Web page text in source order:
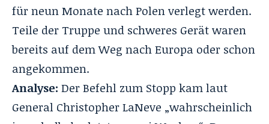
für neun Monate nach Polen verlegt werden.
Teile der Truppe und schweres Gerät waren
bereits auf dem Weg nach Europa oder schon
angekommen.
Analyse: Der Befehl zum Stopp kam laut
General Christopher LaNeve „wahrscheinlich